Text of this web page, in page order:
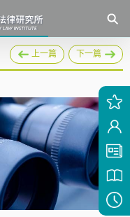
上一篇 下一篇